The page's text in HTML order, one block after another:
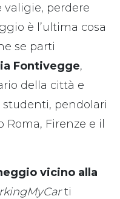
valigie, perdere
è l’ultima cosa
se parti
Fontivegge,
della città e
pendolari
Firenze e il
vicino alla
ti